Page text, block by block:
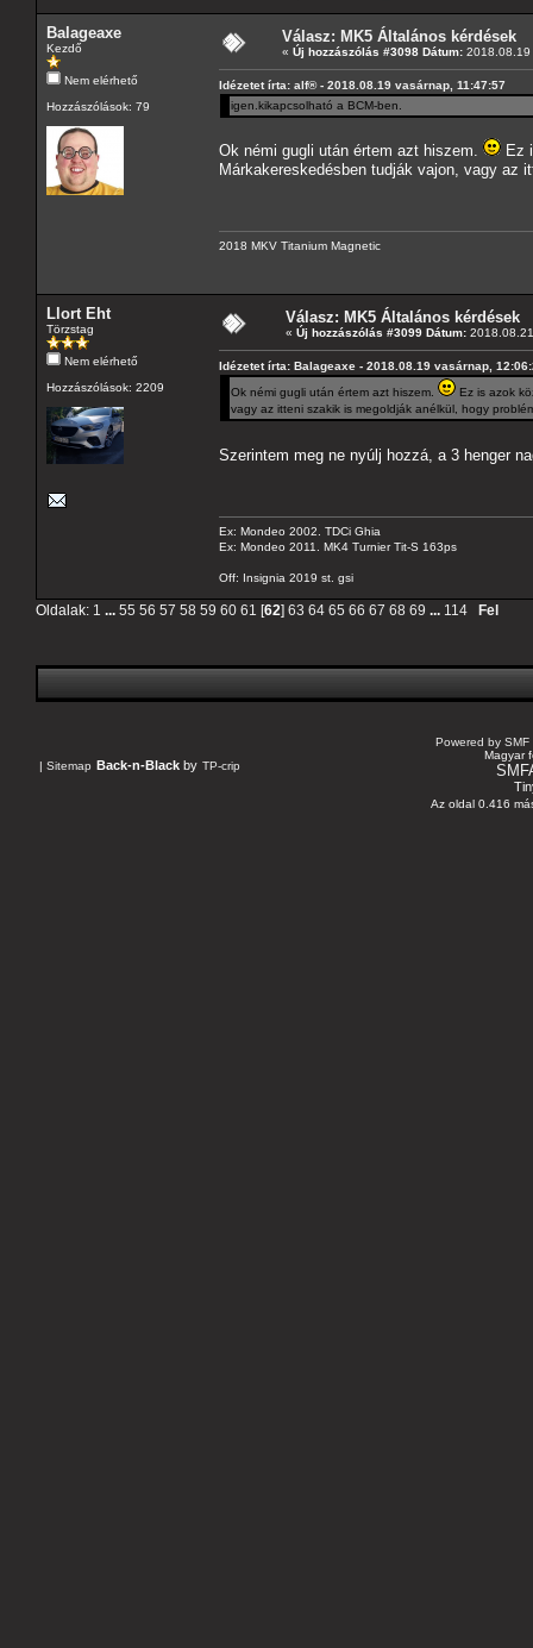
Balageaxe
Kezdő
Nem elérhető
Hozzászólások: 79
Válasz: MK5 Általános kérdések
« Új hozzászólás #3098 Dátum:
Idézetet írta: alf® - 2018.08.19 vasárnap, 11:47:57
igen.kikapcsolható a BCM-ben.
Ok némi gugli után értem azt hiszem.
Ez
Márkakereskedésben tudják vajon, vagy az
2018 MKV Titanium Magnetic
Llort Eht
Törzstag
Nem elérhető
Hozzászólások: 2209
Válasz: MK5 Általános kérdések
« Új hozzászólás #3099 Dátum:
Idézetet írta: Balageaxe - 2018.08.19 vasárnap,
Ok némi gugli után értem azt hiszem.
Ez is azok
vagy az itteni szakik is megoldják anélkül, hogy
Szerintem meg ne nyúlj hozzá, a 3 henger
Ex: Mondeo 2002. TDCi Ghia
Ex: Mondeo 2011. MK4 Turnier Tit-S 163ps
Off: Insignia 2019 st. gsi
Oldalak: 1 ... 55 56 57 58 59 60 61 [62] 63 64 65 66 67 68 69 ... 114 Fel
| Sitemap Back-n-Black by TP-crip
Powered by SMF
Magyar
Az oldal 0.416